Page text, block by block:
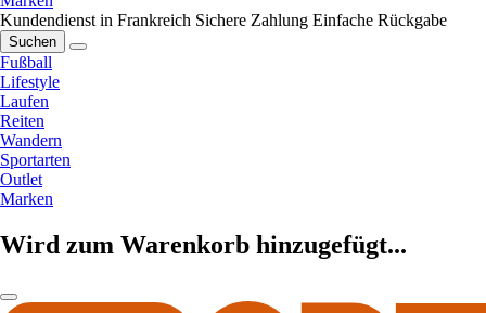
Kundendienst in Frankreich Sichere Zahlung Einfache Rückgabe
Suchen
Fußball
Lifestyle
Laufen
Reiten
Wandern
Sportarten
Outlet
Marken
Wird zum Warenkorb hinzugefügt...